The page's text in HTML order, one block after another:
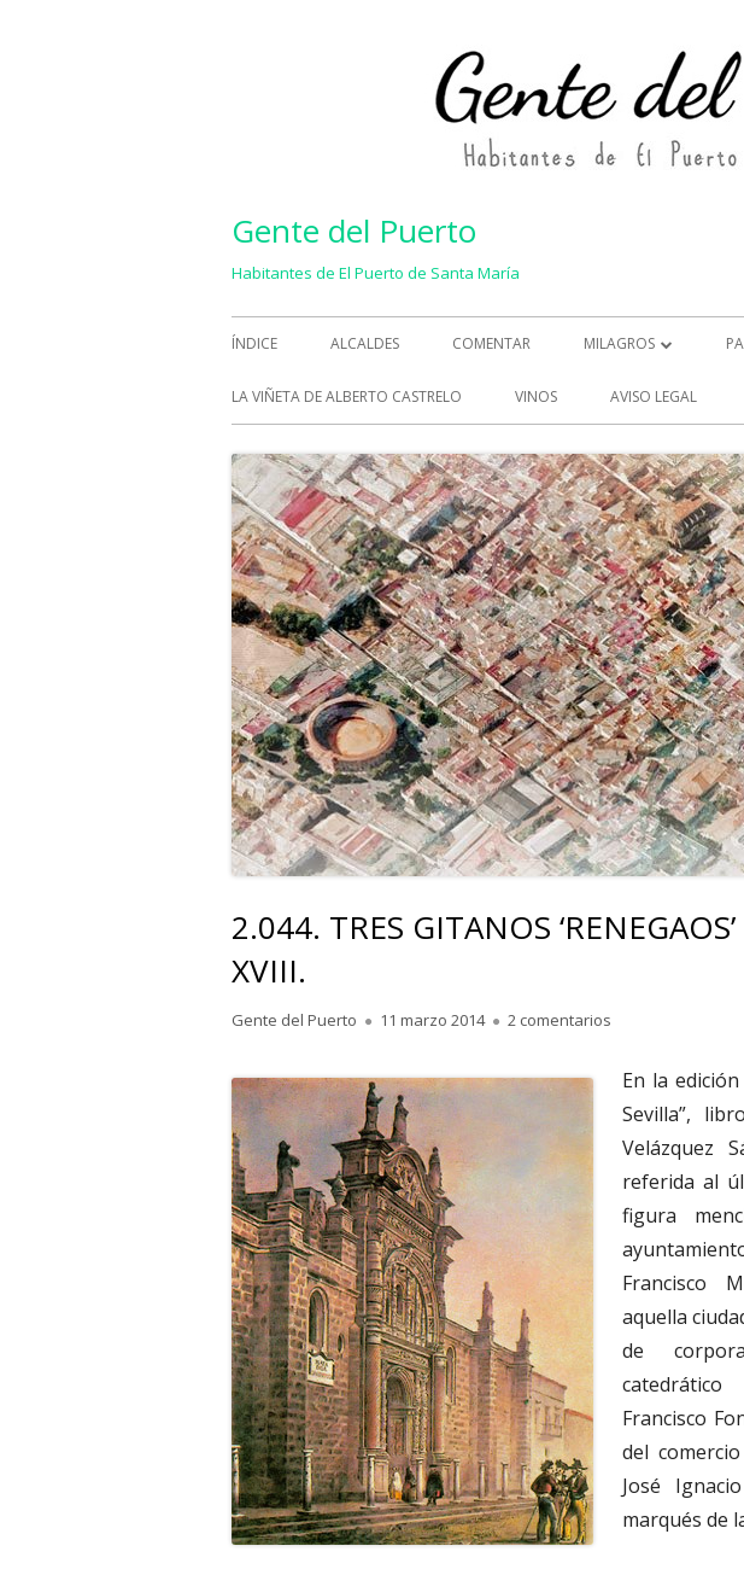
Gente del Puerto
Habitantes de El Puerto de Santa María
Menú
principal
ÍNDICE ALCALDES COMENTAR MILAGROS
MILAGROS (2)
LA VIÑETA DE ALBERTO CASTRELO VINOS AVISO LEGAL
2.044. TRES GITANOS
XVIII.
Autor
Gente del Puerto
Publicado
11 marzo 2014 2 comentarios
En la
Sevilla”,
Velázquez
referida al
figura
Francisco
aquella
de
Francisco
del
José
marqués de